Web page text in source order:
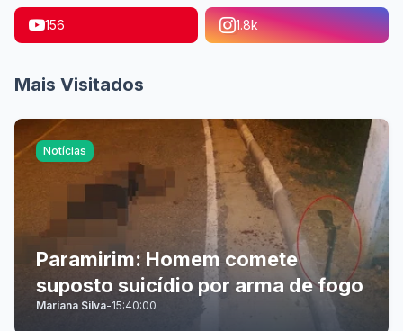
156 1.8k
Mais Visitados
Notícias
Paramirim: Homem comete
suposto suicídio por arma de fogo
Mariana Silva-15:40:00